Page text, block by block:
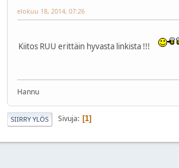
elokuu 18, 2014, 07:26
Kiitos RUU erittäin hyvasta linkista !!!
Hannu
SIIRRY YLÖS Sivuja 1